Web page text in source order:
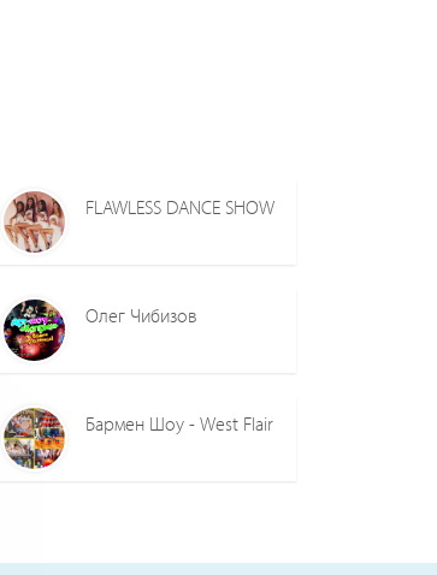
FLAWLESS DANCE SHOW
Олег Чибизов
Бармен Шоу - West Flair